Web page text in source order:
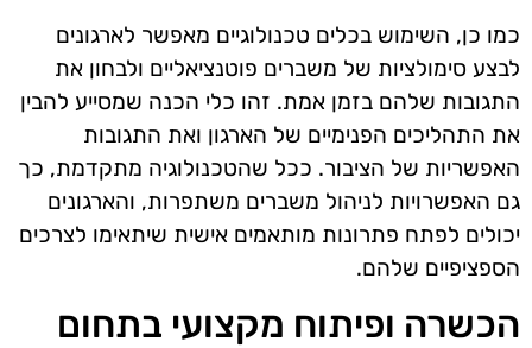
כמו כן, השימוש בכלים טכנולוגיים מאפשר לארגונים
לבצע סימולציות של משברים פוטנציאליים ולבחון את
התגובות שלהם בזמן אמת. זהו כלי הכנה שמסייע להבין
את התהליכים הפנימיים של הארגון ואת התגובות
האפשריות של הציבור. ככל שהטכנולוגיה מתקדמת, כך
גם האפשרויות לניהול משברים משתפרות, והארגונים
יכולים לפתח פתרונות מותאמים אישית שיתאימו לצרכים
הספציפיים שלהם.
הכשרה ופיתוח מקצועי בתחום